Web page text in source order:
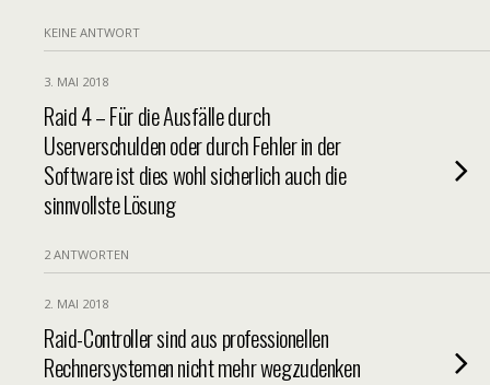
KEINE ANTWORT
3. MAI 2018
Raid 4 – Für die Ausfälle durch
Userverschulden oder durch Fehler in der
Software ist dies wohl sicherlich auch die
sinnvollste Lösung
2 ANTWORTEN
2. MAI 2018
Raid-Controller sind aus professionellen
Rechnersystemen nicht mehr wegzudenken